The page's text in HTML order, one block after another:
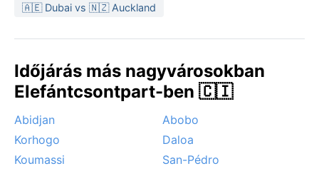
🇦🇪 Dubai vs 🇳🇿 Auckland
Időjárás más nagyvárosokban
Elefántcsontpart-ben 🇨🇮
Abidjan
Abobo
Korhogo
Daloa
Koumassi
San-Pédro